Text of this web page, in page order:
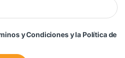
y Condiciones y la Política de